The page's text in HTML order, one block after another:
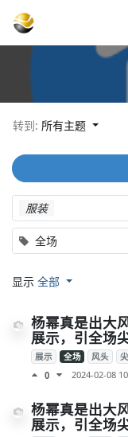
转到: 所有主题
服装
全场
显示 全部
杨幂真是出大
展示，引全场
展示 全场 风头
0 2024-02-08
杨幂真是出大
展示，引全场